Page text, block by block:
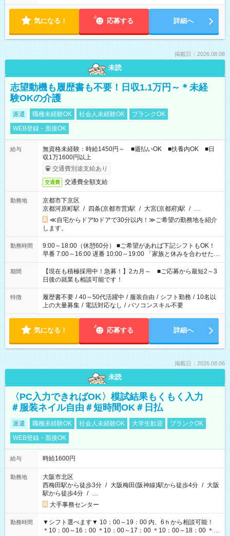
気になる！ 応募する 詳細へ
掲載日：2026.08.08
未読
志望動機も履歴書も不要！日収1.1万円～＊未経
験OKの介護
派遣 職種未経験OK 社会人未経験OK
ブランクOK
WEB登録・面接OK
給与
無資格未経験：時給1450円～ ■週払いOK ■扶養内OK ■日
収1万1600円以上
交通費別途支給あり
交通費 交通費全額支給
勤務地
京都市下京区
京都河原町駅 / 四条(京都市営)駅 / 大宮(京都府)駅 / …
≪自宅からドアtoドアで30分以内！≫ご希望の勤務地を紹介
します。
勤務時間
9:00～18:00（休憩60分） ■ご希望があれば下記シフトもOK！
早番 7:00～16:00 遅番 10:00～19:00 「家族と休みを合わせた
い」 「余裕を持って夕飯の準備がしたい」 「できれば残業はし
たくない」 など、ご希望を教えてくださいね。 ※Wワーク希望
の方へ 今ご覧のお仕事で希望する勤務時間と、もう1つのお仕事
の勤務時間。 合計で週40時間を超える場合は応募できません。
期間
【現在も積極採用中！急募！】2カ月～ ■ご応募から最短2～3
日後の就業も相談可能です！
特徴 履歴書不要 / 40～50代活躍中 / 服装自由 / シフト勤務 / 10名以
上の大量募集 / 電話対応なし / パソコンスキル不要
気になる！ 応募する 詳細へ
掲載日：2026.08.06
未読
〈PC入力できればOK〉模試結果もくもく入力
＃服装ネイル自由＃短時間OK＃日払
派遣 職種未経験OK 社会人未経験OK 大学生歓迎
ブランクOK
WEB登録・面接OK
給与 時給1600円
勤務地
大阪市北区
西梅田駅から徒歩3分 / 大阪梅田(阪神線)駅から徒歩4分 / 大阪
駅から徒歩4分 / …
大手事務センター
勤務時間
▼シフト選べます▼ 10：00～19：00 内、6ｈから相談可能！
＊10：00～16：00 ＊10：00～17：00 ＊10：00～18：00 ＊